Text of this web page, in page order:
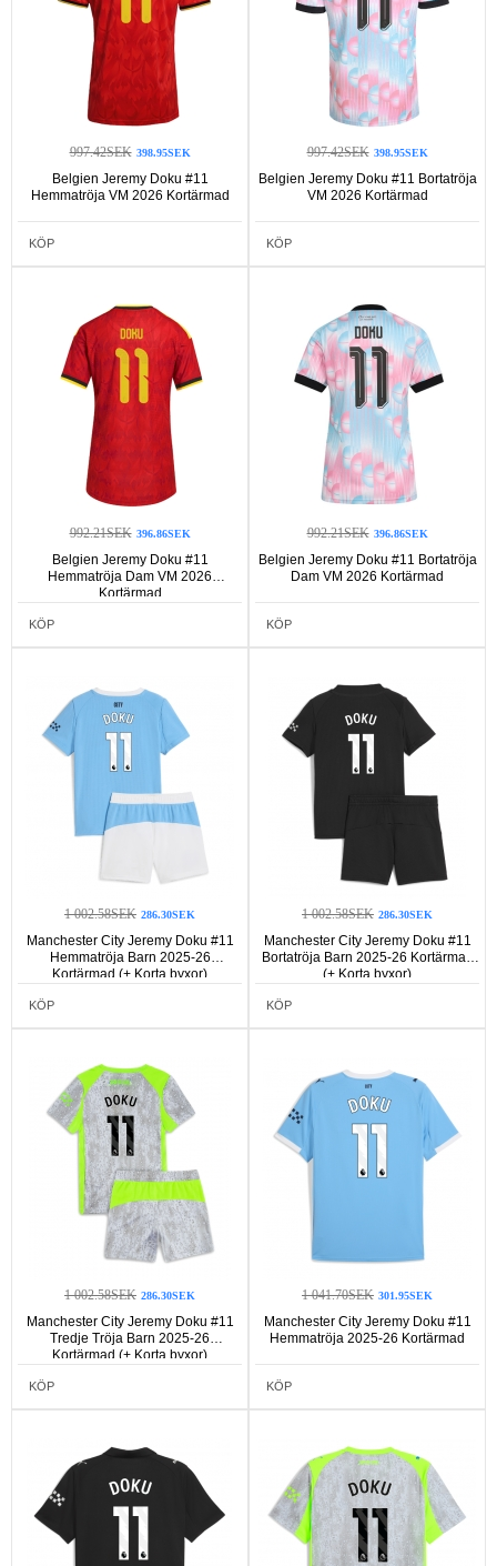
997.42SEK 398.95SEK
Belgien Jeremy Doku #11
Hemmatröja VM 2026 Kortärmad
KÖP
997.42SEK 398.95SEK
Belgien Jeremy Doku #11 Bortatröja
VM 2026 Kortärmad
KÖP
992.21SEK 396.86SEK
Belgien Jeremy Doku #11
Hemmatröja Dam VM 2026
Kortärmad
KÖP
992.21SEK 396.86SEK
Belgien Jeremy Doku #11 Bortatröja
Dam VM 2026 Kortärmad
KÖP
1 002.58SEK 286.30SEK
Manchester City Jeremy Doku #11
Hemmatröja Barn 2025-26
Kortärmad (+ Korta byxor)
KÖP
1 002.58SEK 286.30SEK
Manchester City Jeremy Doku #11
Bortatröja Barn 2025-26 Kortärmad
(+ Korta byxor)
KÖP
1 002.58SEK 286.30SEK
Manchester City Jeremy Doku #11
Tredje Tröja Barn 2025-26
Kortärmad (+ Korta byxor)
KÖP
1 041.70SEK 301.95SEK
Manchester City Jeremy Doku #11
Hemmatröja 2025-26 Kortärmad
KÖP